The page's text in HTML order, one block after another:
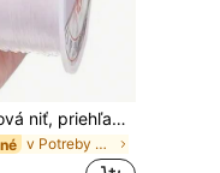
0,2-0,8 mm korálková niť, priehľadná neelastická nylonová šnúrka, veľkoobchod s potrebami na výrobu šperkov
v Potreby na korálkovanie